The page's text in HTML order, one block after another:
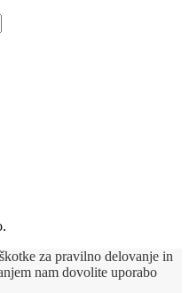
za pravilno delovanje in
nam dovolite uporabo